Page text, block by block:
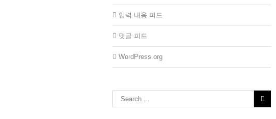
입력 내용 피드
댓글 피드
WordPress.org
Search
for: